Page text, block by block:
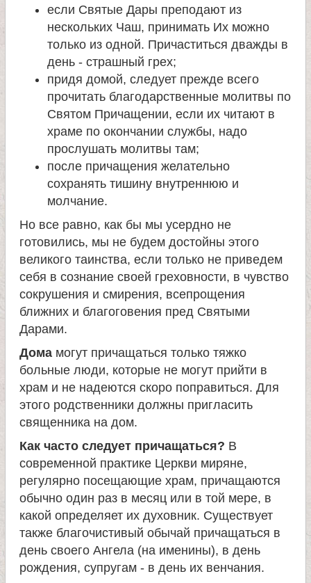
если Святые Дары преподают из
нескольких Чаш, принимать Их можно
только из одной. Причаститься дважды в
день - страшный грех;
придя домой, следует прежде всего
прочитать благодарственные молитвы по
Святом Причащении, если их читают в
храме по окончании службы, надо
прослушать молитвы там;
после причащения желательно
сохранять тишину внутреннюю и
молчание.
Но все равно, как бы мы усердно не
готовились, мы не будем достойны этого
великого таинства, если только не приведем
себя в сознание своей греховности, в чувство
сокрушения и смирения, всепрощения
ближних и благоговения пред Святыми
Дарами.
Дома могут причащаться только тяжко
больные люди, которые не могут прийти в
храм и не надеются скоро поправиться. Для
этого родственники должны пригласить
священника на дом.
Как часто следует причащаться? В
современной практике Церкви миряне,
регулярно посещающие храм, причащаются
обычно один раз в месяц или в той мере, в
какой определяет их духовник. Существует
также благочистивый обычай причащаться в
день своего Ангела (на именины), в день
рождения, супругам - в день их венчания.